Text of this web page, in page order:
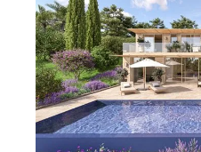
RAYOL CANADEL SUR
218,06 m2, 6 pièces
Ref : 1735
Maison à vendre
3 780